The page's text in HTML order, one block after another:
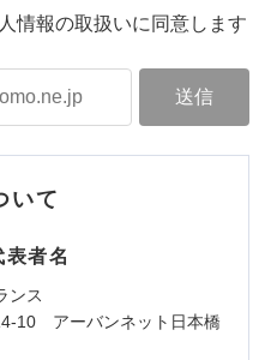
情報の取扱いに同意します
いて
者名
ンス
10 アーバンネット日本橋